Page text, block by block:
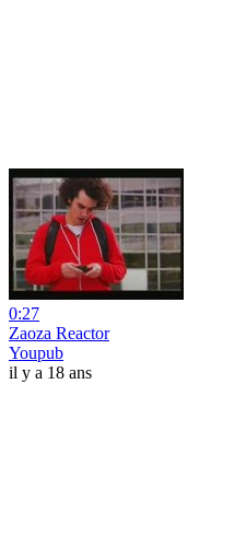
0:27
Zaoza Reactor
Youpub
il y a 18 ans